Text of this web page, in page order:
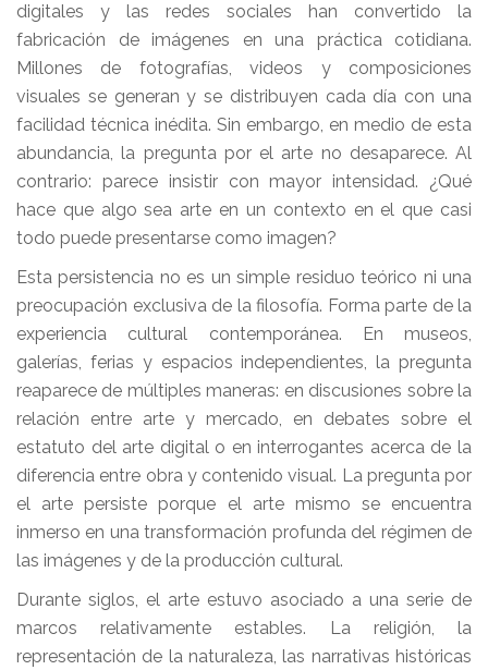
digitales y las redes sociales han convertido la
fabricación de imágenes en una práctica cotidiana.
Millones de fotografías, videos y composiciones
visuales se generan y se distribuyen cada día con una
facilidad técnica inédita. Sin embargo, en medio de esta
abundancia, la pregunta por el arte no desaparece. Al
contrario: parece insistir con mayor intensidad. ¿Qué
hace que algo sea arte en un contexto en el que casi
todo puede presentarse como imagen?
Esta persistencia no es un simple residuo teórico ni una
preocupación exclusiva de la filosofía. Forma parte de la
experiencia cultural contemporánea. En museos,
galerías, ferias y espacios independientes, la pregunta
reaparece de múltiples maneras: en discusiones sobre la
relación entre arte y mercado, en debates sobre el
estatuto del arte digital o en interrogantes acerca de la
diferencia entre obra y contenido visual. La pregunta por
el arte persiste porque el arte mismo se encuentra
inmerso en una transformación profunda del régimen de
las imágenes y de la producción cultural.
Durante siglos, el arte estuvo asociado a una serie de
marcos relativamente estables. La religión, la
representación de la naturaleza, las narrativas históricas